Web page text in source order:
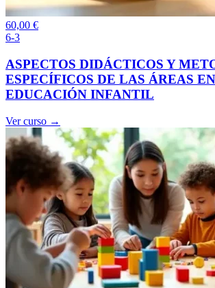
60,00 €
6-3
ASPECTOS DIDÁCTICOS Y
ESPECÍFICOS DE LAS ÁREAS
EDUCACIÓN INFANTIL
Ver curso →